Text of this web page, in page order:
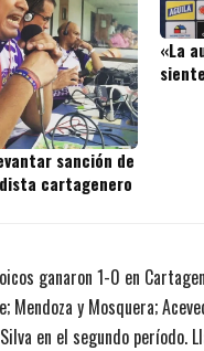
sanción de
cartagenero
«La
ganaron 1-0 en
Mendoza y Mosquera;
en el segundo período.